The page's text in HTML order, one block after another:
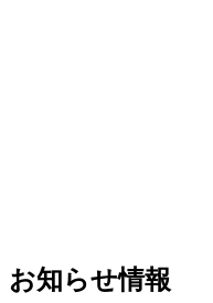
お知らせ情報